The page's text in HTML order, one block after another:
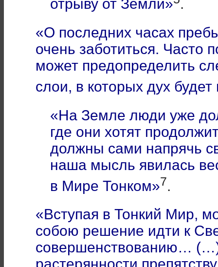
отрыву от Земли» .
«О последних часах
очень заботиться. Часто
может предопределить
слои, в которых дух
«На Земле люди уже
где они хотят
должны сами напрячь
наша мысль явилась
в Мире Тонком»7.
«Вступая в Тонкий Мир,
собою решение идти к
совершенствованию…